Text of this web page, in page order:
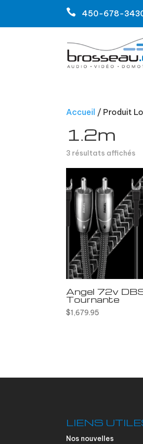
 450-678-
Accueil / Produit
1.2m
3 résultats affichés
Angel 72v
Tournante
$1,679.95
LIENS
Nos nouvelles